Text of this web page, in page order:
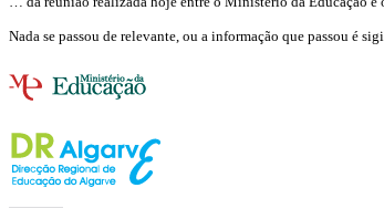
Nada se passou de relevante, ou a informação que passou é